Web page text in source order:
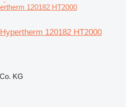
120182 HT2000
120182 HT2000
KG